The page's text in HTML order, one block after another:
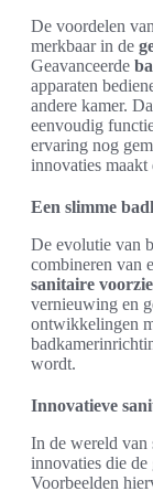
De voordelen
merkbaar in de
Geavanceerde
apparaten
andere kamer.
eenvoudig
ervaring nog
innovaties maakt
Een slimme
De evolutie van
combineren van
sanitaire
vernieuwing en
ontwikkelingen
wordt.
Innovatieve
In de wereld van
innovaties die
Voorbeelden